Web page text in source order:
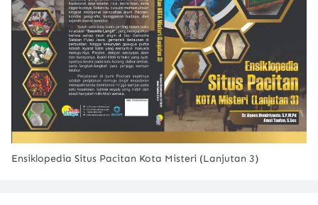
Ensiklopedia Situs Pacitan Kota Misteri (Lanjutan 3)